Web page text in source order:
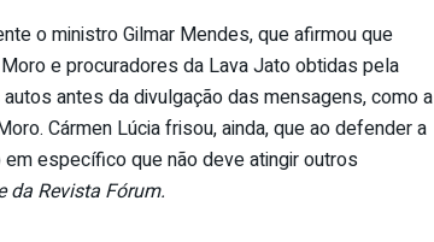
o ministro Gilmar Mendes, que afirmou que
e procuradores da Lava Jato obtidas pela
antes da divulgação das mensagens, como a
Cármen Lúcia frisou, ainda, que ao defender a
específico que não deve atingir outros
da Revista Fórum.